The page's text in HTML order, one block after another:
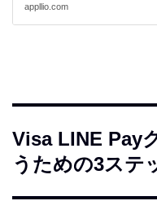
appllio.com
Visa LINE Pay
うための3ステ